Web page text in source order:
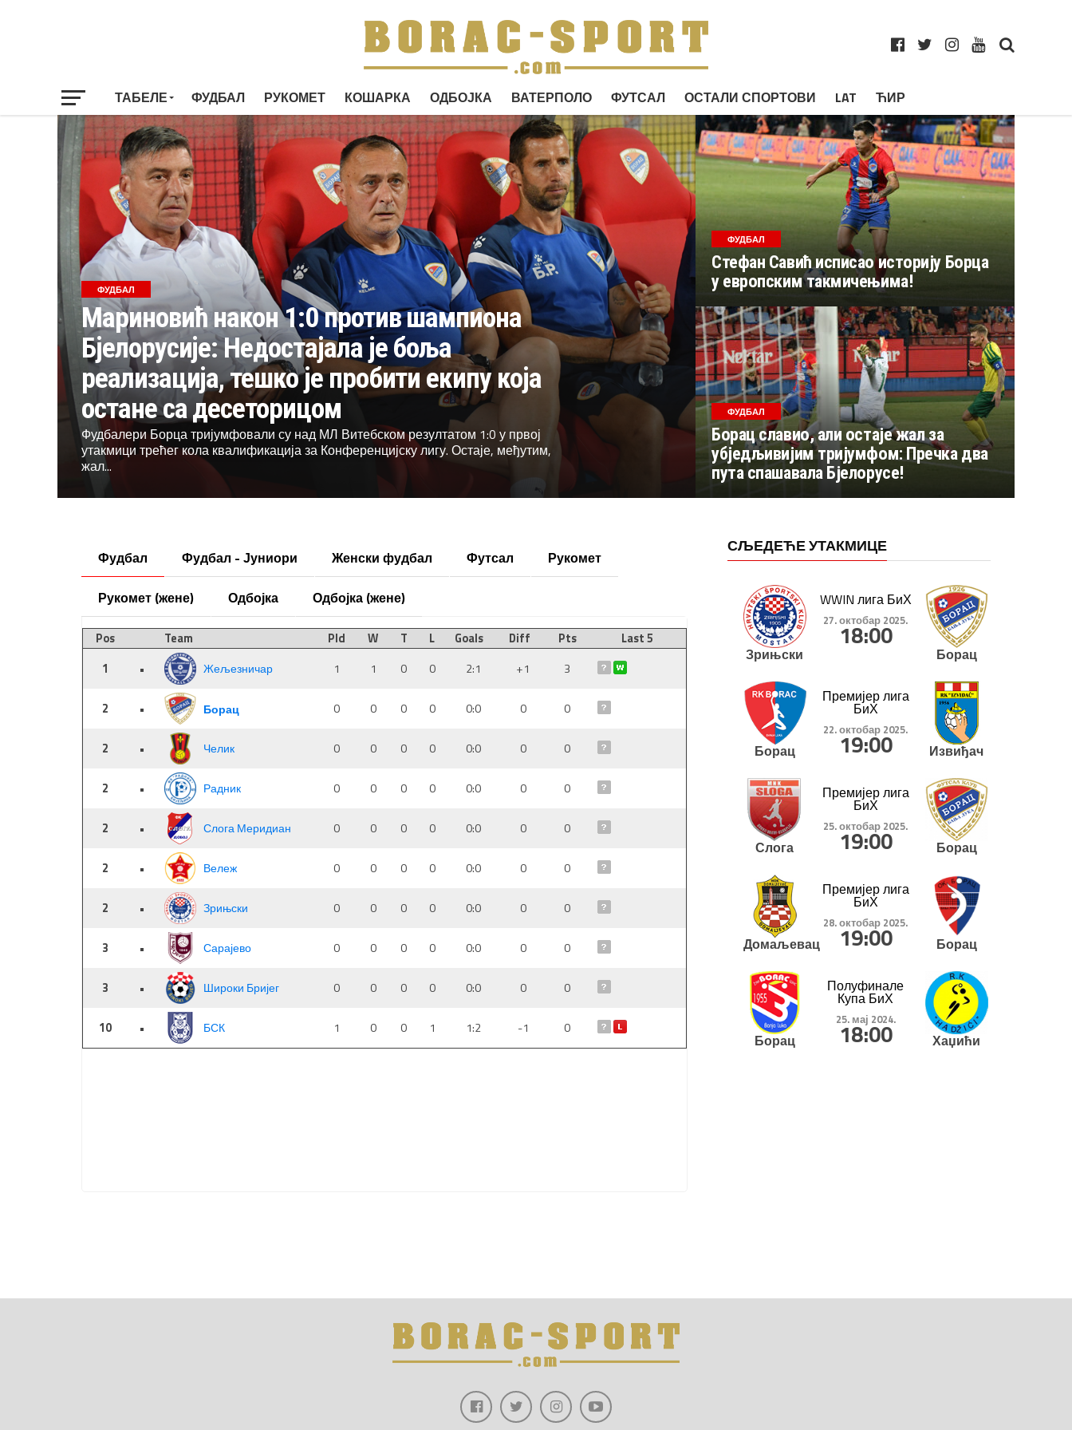
ТАБЕЛЕ ФУДБАЛ РУКОМЕТ КОШАРКА ОДБОЈКА ВАТЕРПОЛО ФУТСАЛ ОСТАЛИ СПОРТОВИ LAT ЋИР
ФУДБАЛ
Мариновић након 1:0 против шампиона
Бјелорусије: Недостајала је боља
реализација, тешко је пробити екипу која
остане са десеторицом
Фудбалери Борца тријумфовали су над МЛ Витебском резултатом 1:0 у првој
утакмици трећег кола квалификација за Конференцијску лигу. Остаје, међутим,
жал...
ФУДБАЛ
Стефан Савић исписао историју Борца
у европским такмичењима!
ФУДБАЛ
Борац славио, али остаје жал за
убједљивијим тријумфом: Пречка два
пута спашавала Бјелорусе!
Фудбал Фудбал - Јуниори Женски фудбал Футсал Рукомет
Рукомет (жене) Одбојка Одбојка (жене)
СЉЕДЕЋЕ УТАКМИЦЕ
Зрињски
WWIN лига БиХ
27. октобар 2025.
18:00
Борац
Борац
Премијер лига
БиХ
22. октобар 2025.
19:00 Извиђач
Слога
Премијер лига
БиХ
25. октобар 2025.
19:00 Борац
Домаљевац
Премијер лига
БиХ
28. октобар 2025.
19:00 Борац
Борац
Полуфинале
Купа БиХ
25. мај 2024.
18:00 Хаџићи